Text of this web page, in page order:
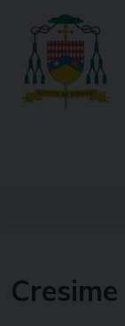
content
Cresime